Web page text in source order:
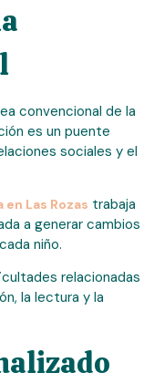
convencional de la
es un puente
sociales y el
Las Rozas trabaja
a generar cambios
niño.
relacionadas
la lectura y la